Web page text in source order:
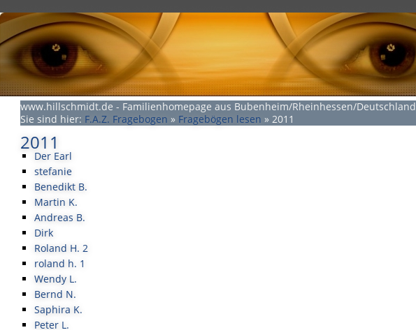
www.hillschmidt.de - Familienhomepage aus Bubenheim/Rheinhessen/Deutschland
Sie sind hier: F.A.Z. Fragebogen » Fragebögen lesen » 2011
2011
Der Earl
stefanie
Benedikt B.
Martin K.
Andreas B.
Dirk
Roland H. 2
roland h. 1
Wendy L.
Bernd N.
Saphira K.
Peter L.